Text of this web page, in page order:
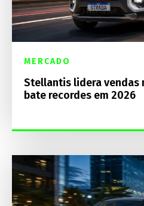
MERCADO
Stellantis lidera vendas
bate recordes em 2026